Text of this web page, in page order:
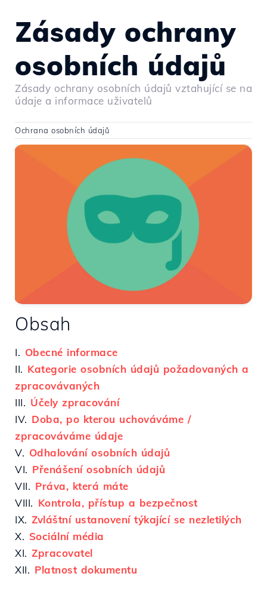
Zásady ochrany
osobních údajů
Zásady ochrany osobních údajů vztahující se na
údaje a informace uživatelů
Ochrana osobních údajů
Obsah
I. Obecné informace
II. Kategorie osobních údajů požadovaných a
zpracovávaných
III. Účely zpracování
IV. Doba, po kterou uchováváme /
zpracováváme údaje
V. Odhalování osobních údajů
VI. Přenášení osobních údajů
VII. Práva, která máte
VIII. Kontrola, přístup a bezpečnost
IX.Zvláštní ustanovení týkající se nezletilých
X. Sociální média
XI.Zpracovatel
XII. Platnost dokumentu